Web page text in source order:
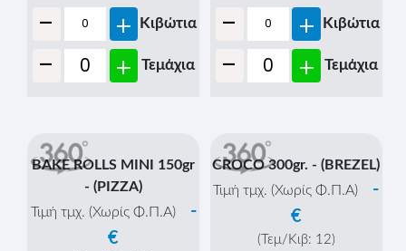
- + Κιβώτια
- + Τεμάχια
- + Κιβώτια
- + Τεμάχια
CROCO 300gr. - (BREZEL)
Τιμή τμχ. (Χωρίς Φ.Π.Α)
-
€
(Τεμ/Κιβ: 12)